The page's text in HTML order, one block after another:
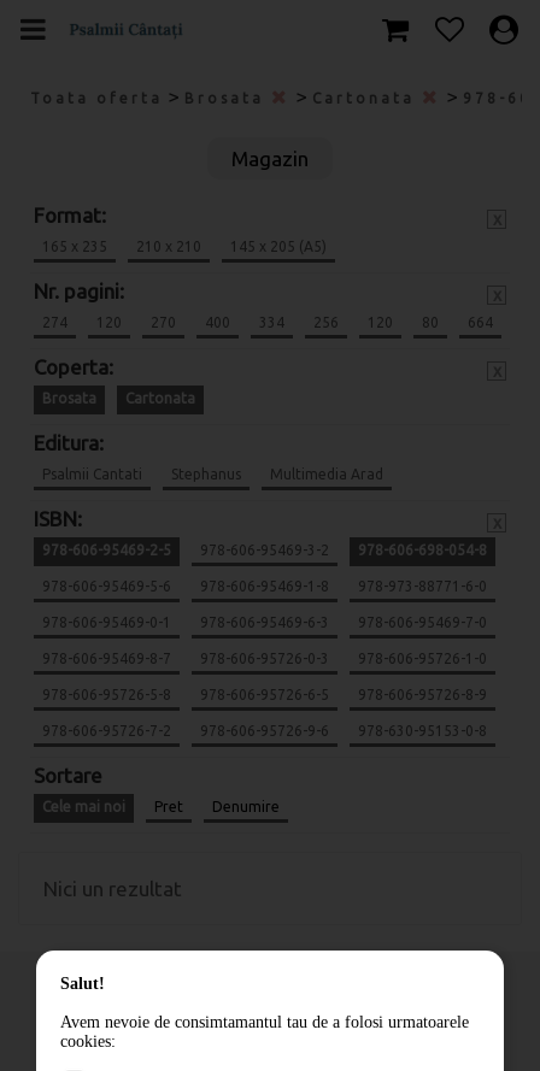
Toata oferta > Brosata > Cartonata > 978-
Magazin
Format:
165 x 235 210 x 210 145 x 205 (A5)
Nr. pagini:
274 120 270 400 334 256 120 80 664
Coperta:
Brosata Cartonata
Editura:
Psalmii Cantati Stephanus Multimedia Arad
ISBN:
978-606-95469-2-5 978-606-95469-3-2 978-606-698-054-8
978-606-95469-5-6 978-606-95469-1-8 978-973-88771-6-0
978-606-95469-0-1 978-606-95469-6-3 978-606-95469-7-0
978-606-95469-8-7 978-606-95726-0-3 978-606-95726-1-0
978-606-95726-5-8 978-606-95726-6-5 978-606-95726-8-9
978-606-95726-7-2 978-606-95726-9-6 978-630-95153-0-8
Sortare
Cele mai noi Pret Denumire
Nici un rezultat
Cum comand
Salut!
Avem nevoie de consimtamantul tau de a folosi urmatoarele
cookies: